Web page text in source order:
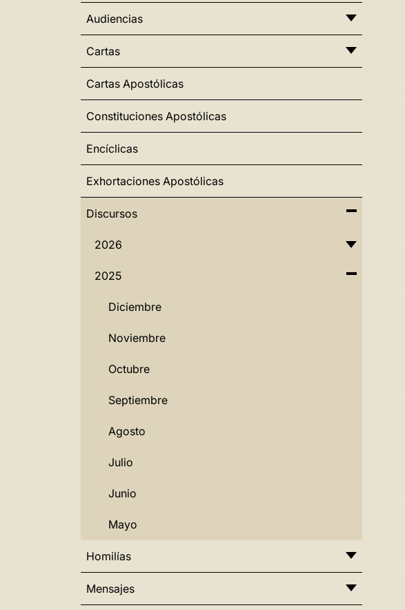
Audiencias
Cartas
Cartas Apostólicas
Constituciones Apostólicas
Encíclicas
Exhortaciones Apostólicas
Discursos
2026
2025
Diciembre
Noviembre
Octubre
Septiembre
Agosto
Julio
Junio
Mayo
Homilías
Mensajes